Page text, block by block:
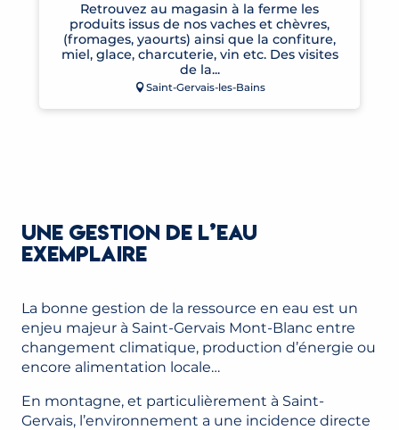
Retrouvez au magasin à la ferme les
produits issus de nos vaches et chèvres,
(fromages, yaourts) ainsi que la confiture,
miel, glace, charcuterie, vin etc. Des visites
de la...
Saint-Gervais-les-Bains
UNE GESTION DE L’EAU
EXEMPLAIRE
La bonne gestion de la ressource en eau est un
enjeu majeur à Saint-Gervais Mont-Blanc entre
changement climatique, production d’énergie ou
encore alimentation locale…
En montagne, et particulièrement à Saint-
Gervais, l’environnement a une incidence directe